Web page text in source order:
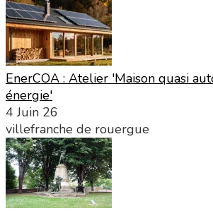
EnerCOA : Atelier 'Maison quasi
énergie'
4 Juin 26
villefranche de rouergue